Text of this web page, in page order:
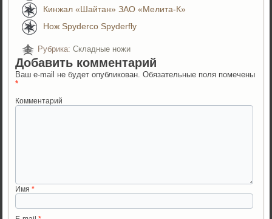
Кинжал «Шайтан» ЗАО «Мелита-К»
Нож Spyderco Spyderfly
Рубрика: Складные ножи
Добавить комментарий
Ваш e-mail не будет опубликован. Обязательные поля помечены
*
Комментарий
Имя*